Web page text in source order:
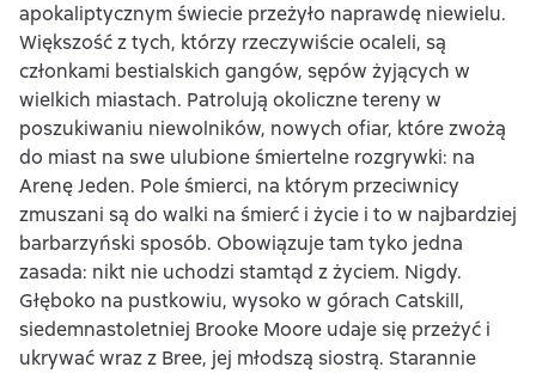
apokaliptycznym świecie przeżyło naprawdę niewielu.
Większość z tych, którzy rzeczywiście ocaleli, są
członkami bestialskich gangów, sępów żyjących w
wielkich miastach. Patrolują okoliczne tereny w
poszukiwaniu niewolników, nowych ofiar, które zwożą
do miast na swe ulubione śmiertelne rozgrywki: na
Arenę Jeden. Pole śmierci, na którym przeciwnicy
zmuszani są do walki na śmierć i życie i to w najbardziej
barbarzyński sposób. Obowiązuje tam tyko jedna
zasada: nikt nie uchodzi stamtąd z życiem. Nigdy.
Głęboko na pustkowiu, wysoko w górach Catskill,
siedemnastoletniej Brooke Moore udaje się przeżyć i
ukrywać wraz z Bree, jej młodszą siostrą. Starannie